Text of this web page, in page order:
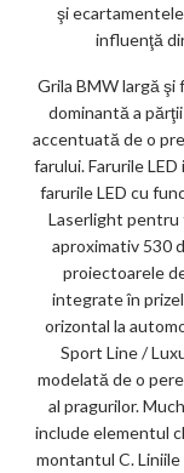
şi
influenţă
Grila BMW largă şi
dominantă a
accentuată de o
farului. Farurile
farurile LED cu
Laserlight pentru
aproximativ 530
proiectoarele
integrate în
orizontal la
Sport Line /
modelată de o
al pragurilor.
include elementul
montantul C. Liniile